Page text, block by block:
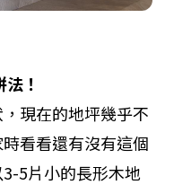
！
現在的地坪幾乎不
看看還有沒有這個
5片小的長形木地